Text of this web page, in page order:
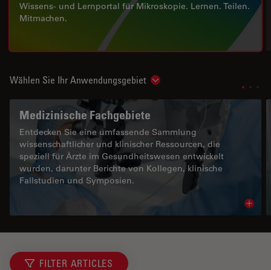
Wissens- und Lernportal für Mikroskopie. Lernen. Teilen.
Mitmachen.
Wählen Sie Ihr Anwendungsgebiet Show subnavigation
Medizinische Fachgebiete
Entdecken Sie eine umfassende Sammlung
wissenschaftlicher und klinischer Ressourcen, die
speziell für Ärzte im Gesundheitswesen entwickelt
wurden, darunter Berichte von Kollegen, klinische
Fallstudien und Symposien.
FILTER ARTICLES